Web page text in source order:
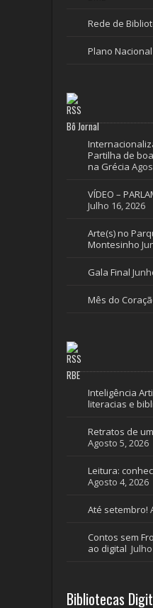
Rede de
Plano
Bô Jornal
Partilha de
na Grécia
VÍDEO –
Julho 16, 2026
Arte(s) no
Montesinho
Gala Final
Mês do
RBE
Inteligência
literacias e
Retratos de
Agosto 5, 2026
Leitura:
Agosto 4, 2026
Até setembro!
Contos sem
ao digital
Bibliotecas